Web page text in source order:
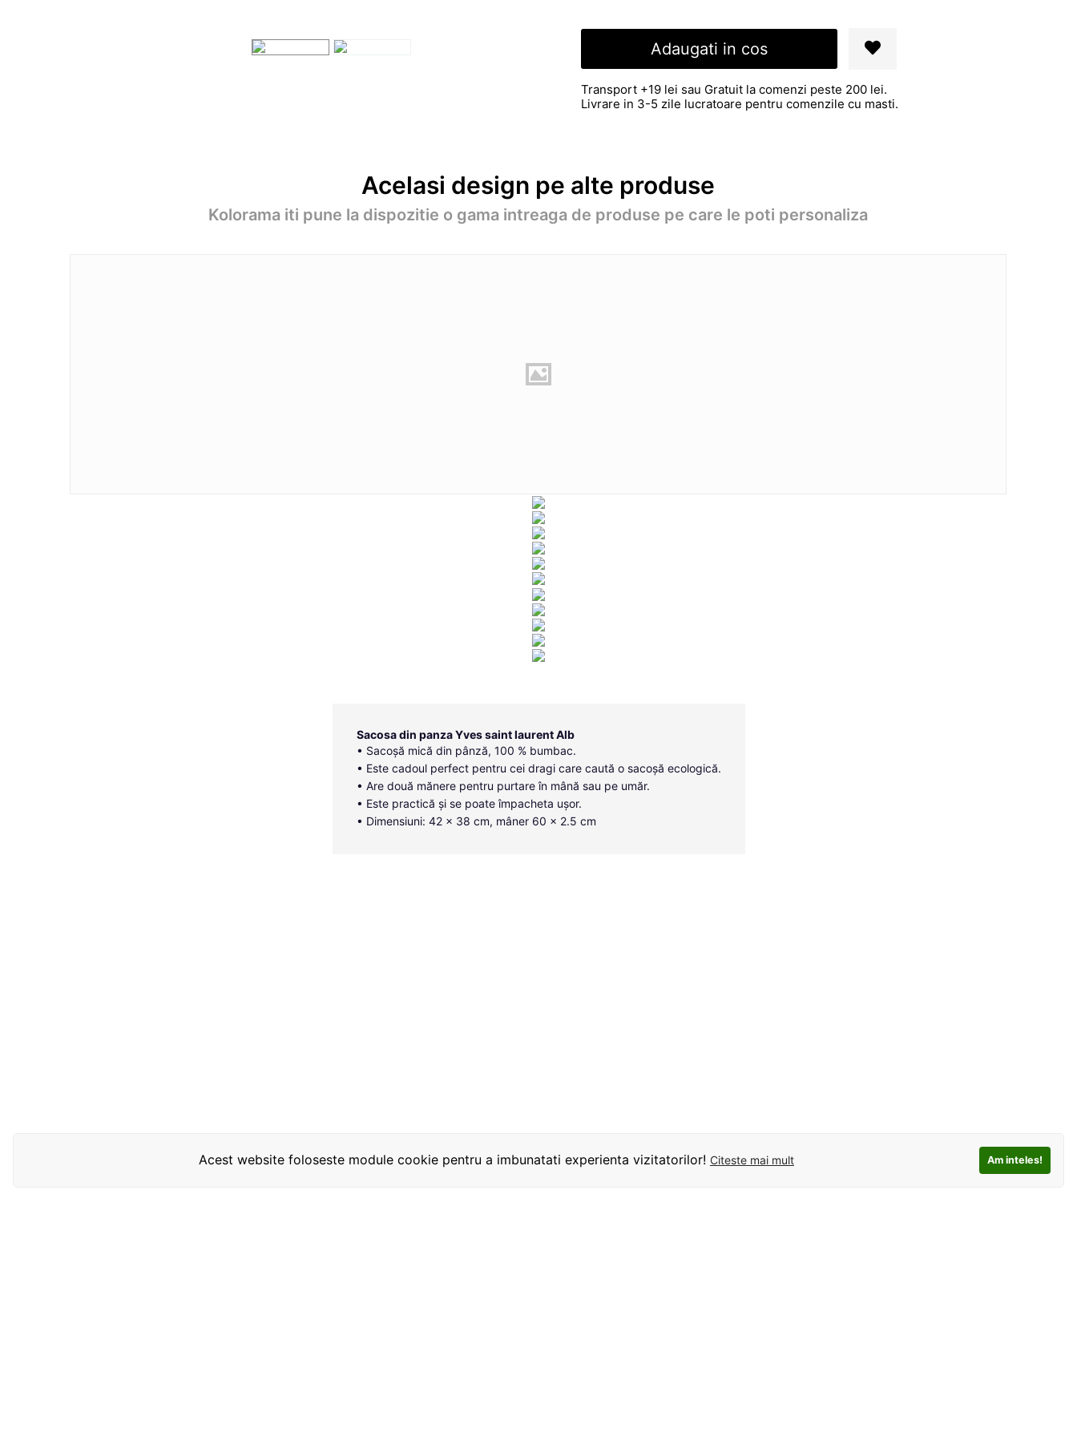
Acest website foloseste module cookie pentru a imbunatati experienta vizitatorilor! Citeste mai mult Am inteles!
Adaugati in cos
Transport +19 lei sau Gratuit la comenzi peste 200 lei.
Livrare in 3-5 zile lucratoare pentru comenzile cu masti.
Acelasi design pe alte produse
Kolorama iti pune la dispozitie o gama intreaga de produse pe care le poti personaliza
Sacosa din panza Yves saint laurent Alb
• Sacoșă mică din pânză, 100 % bumbac.
• Este cadoul perfect pentru cei dragi care caută o sacoșă ecologică.
• Are două mănere pentru purtare în mână sau pe umăr.
• Este practică și se poate împacheta ușor.
• Dimensiuni: 42 x 38 cm, mâner 60 x 2.5 cm